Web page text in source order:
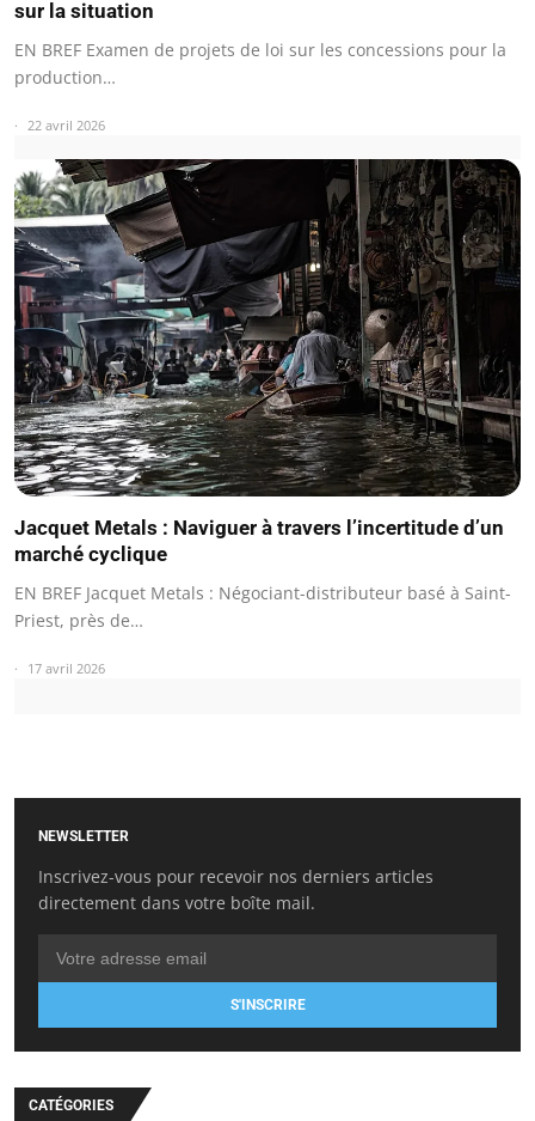
sur la situation
EN BREF Examen de projets de loi sur les concessions pour la
production…
22 avril 2026
Jacquet Metals : Naviguer à travers l’incertitude d’un
marché cyclique
EN BREF Jacquet Metals : Négociant-distributeur basé à Saint-
Priest, près de…
17 avril 2026
NEWSLETTER
Inscrivez-vous pour recevoir nos derniers articles
directement dans votre boîte mail.
S'INSCRIRE
CATÉGORIES